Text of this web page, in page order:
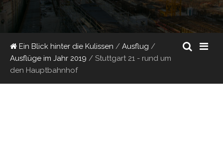
Ein Blick hinter die Kulissen / Ausflug /
Ausflüge im Jahr 2019 / Stuttgart 21 - rund um
den Hauptbahnhof